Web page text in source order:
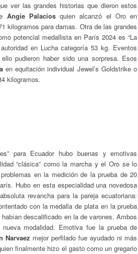
ver las grandes historias que dieron estos
Angie Palaciosquien alcanzó el Oro en
kilogramos para damas. Otra de las grandes
potencial medallista en París 2024 es “La
en Lucha categoría 53 kg. Eventos
pudieron haber sido una sorpresa. Esos
en equitación individual Jewel’s Goldstrike o
kilogramos.
para Ecuador hubo buenas y emotivas
“clásica” como la marcha y el Oro se lo
en la medición de la prueba de 20
Hubo en esta especialidad una novedosa
revancha para la pareja ecuatoriana:
con la medalla de plata en la prueba
descalificado en la de varones. Ambos
modalidad. Emotiva fue la prueba de
Narvaez mejor perfilado fue ayudado ni más
finalmente hizo el gasto como un gregario